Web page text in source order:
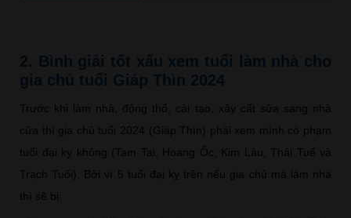
2. Bình giải tốt xấu xem tuổi làm nhà cho
gia chủ tuổi Giáp Thìn 2024
Trước khi làm nhà, động thổ, cải tạo, xây cất sửa sang nhà
cửa thì gia chủ tuổi 2024 (Giáp Thìn) phải xem mình có phạm
tuổi đại kỵ không (Tam Tai, Hoang Ốc, Kim Lâu, Thái Tuế và
Trạch Tuổi). Bởi vì 5 tuổi đại kỵ trên nếu gia chủ mà làm nhà
thì sẽ bị: